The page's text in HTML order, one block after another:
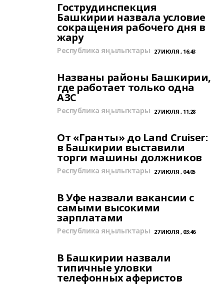
Гострудинспекция
Башкирии назвала условие
сокращения рабочего дня в
жару
Республика яңылыҡтары 27 ИЮЛЯ , 16:43
Названы районы Башкирии,
где работает только одна
АЗС
Республика яңылыҡтары 27 ИЮЛЯ , 11:28
От «Гранты» до Land Cruiser:
в Башкирии выставили
торги машины должников
Республика яңылыҡтары 27 ИЮЛЯ , 04:05
В Уфе назвали вакансии с
самыми высокими
зарплатами
Республика яңылыҡтары 27 ИЮЛЯ , 03:46
В Башкирии назвали
типичные уловки
телефонных аферистов